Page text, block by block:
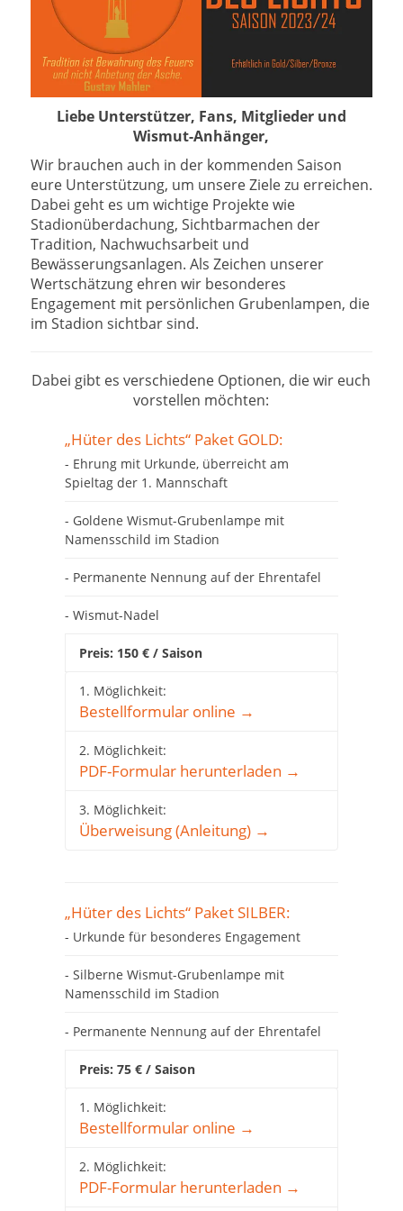
Liebe Unterstützer, Fans, Mitglieder und
Wismut-Anhänger,
Wir brauchen auch in der kommenden Saison
eure Unterstützung, um unsere Ziele zu erreichen.
Dabei geht es um wichtige Projekte wie
Stadionüberdachung, Sichtbarmachen der
Tradition, Nachwuchsarbeit und
Bewässerungsanlagen. Als Zeichen unserer
Wertschätzung ehren wir besonderes
Engagement mit persönlichen Grubenlampen, die
im Stadion sichtbar sind.
Dabei gibt es verschiedene Optionen, die wir euch
vorstellen möchten:
„Hüter des Lichts“ Paket GOLD:
- Ehrung mit Urkunde, überreicht am
Spieltag der 1. Mannschaft
- Goldene Wismut-Grubenlampe mit
Namensschild im Stadion
- Permanente Nennung auf der Ehrentafel
- Wismut-Nadel
Preis: 150 € / Saison
1. Möglichkeit:
Bestellformular online →
2. Möglichkeit:
PDF-Formular herunterladen →
3. Möglichkeit:
Überweisung (Anleitung) →
„Hüter des Lichts“ Paket SILBER:
- Urkunde für besonderes Engagement
- Silberne Wismut-Grubenlampe mit
Namensschild im Stadion
- Permanente Nennung auf der Ehrentafel
Preis: 75 € / Saison
1. Möglichkeit:
Bestellformular online →
2. Möglichkeit:
PDF-Formular herunterladen →